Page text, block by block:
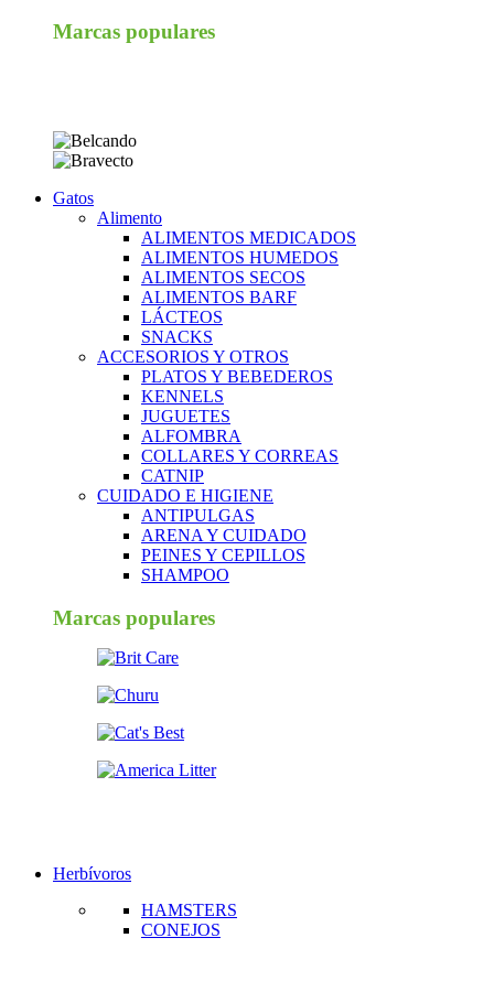
Marcas populares
Gatos
Alimento
ALIMENTOS MEDICADOS
ALIMENTOS HUMEDOS
ALIMENTOS SECOS
ALIMENTOS BARF
LÁCTEOS
SNACKS
ACCESORIOS Y OTROS
PLATOS Y BEBEDEROS
KENNELS
JUGUETES
ALFOMBRA
COLLARES Y CORREAS
CATNIP
CUIDADO E HIGIENE
ANTIPULGAS
ARENA Y CUIDADO
PEINES Y CEPILLOS
SHAMPOO
Marcas populares
Herbívoros
HAMSTERS
CONEJOS